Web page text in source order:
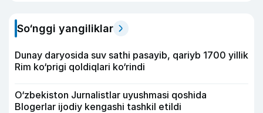
So‘nggi yangiliklar
Dunay daryosida suv sathi pasayib, qariyb 1700 yillik
Rim ko‘prigi qoldiqlari ko‘rindi
O‘zbekiston Jurnalistlar uyushmasi qoshida
Blogerlar ijodiy kengashi tashkil etildi